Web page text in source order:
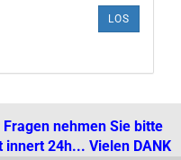
LOS
nehmen Sie bitte
24h... Vielen DANK